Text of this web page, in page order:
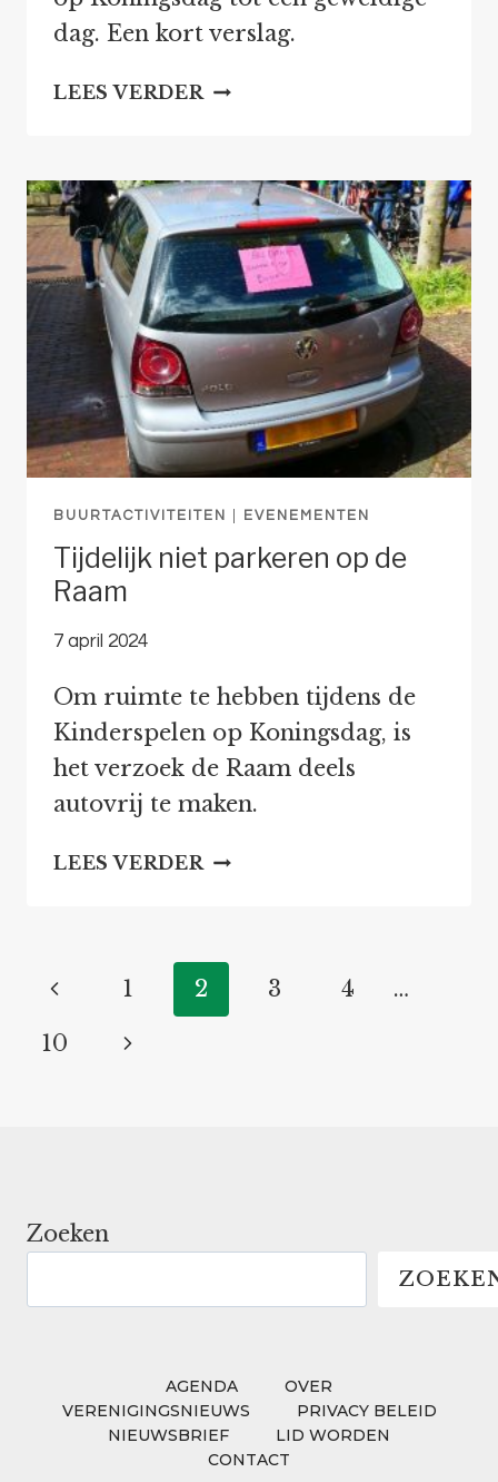
dag. Een kort verslag.
LEES VERDER 50E
RAAM,
BIJZONDER
EN
ZEER
GESLAAGD
BUURTACTIVITEITEN EVENEMENTEN
Tijdelijk niet parkeren op de
Raam
7 april 2024
Om ruimte te hebben tijdens de
Kinderspelen op Koningsdag, is
het verzoek de Raam deels
autovrij te maken.
LEES VERDER TIJDELIJK
DE
RAAM
Paginanavigatie
Vorige
pagina
1 2 3 4 …
10
Volgende
Zoeken
AGENDA
OVER
VERENIGINGSNIEUWS
PRIVACY BELEID
NIEUWSBRIEF
LID WORDEN
CONTACT